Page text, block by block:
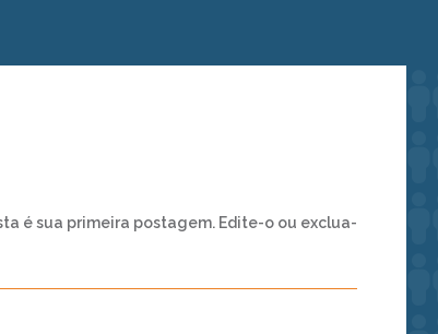
é sua primeira postagem. Edite-o ou exclua-